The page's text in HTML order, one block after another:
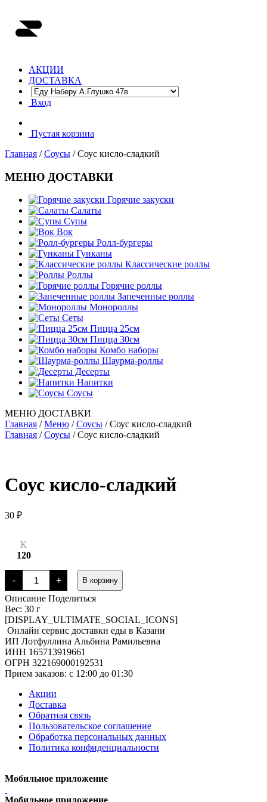
АКЦИИ
ДОСТАВКА
Вход
Пустая корзина
Главная /Соусы / Соус кисло-сладкий
МЕНЮ ДОСТАВКИ
Горячие закуски
Салаты
Супы
Вок
Ролл-бургеры
Гунканы
Классические роллы
Роллы
Горячие роллы
Запеченные роллы
Монороллы
Сеты
Пицца 25см
Пицца 30см
Комбо наборы
Шаурма-роллы
Десерты
Напитки
Соусы
МЕНЮ ДОСТАВКИ
Главная /Меню /Соусы /Соус кисло-сладкий
Главная /Соусы / Соус кисло-сладкий
Соус кисло-сладкий
30 ₽
К
120
-
Количество
товара
Соус
кисло-
сладкий
+ В корзину
Описание Поделиться
Вес: 30 г
[DISPLAY_ULTIMATE_SOCIAL_ICONS]
Онлайн сервис доставки еды в Казани
ИП Лотфуллина Альбина Рамильевна
ИНН 165713919661
ОГРН 322169000192531
Прием заказов: c 12:00 до 01:30
Акции
Доставка
Обратная связь
Пользовательское соглашение
Обработка персональных данных
Политика конфиденциальности
Мобильное приложение